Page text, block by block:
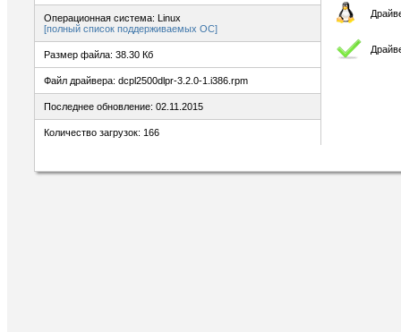
Операционная система: Linux
[полный список поддерживаемых ОС]
Размер файла: 38.30 Кб
Файл драйвера: dcpl2500dlpr-3.2.0-1.i386.rpm
Последнее обновление: 02.11.2015
Количество загрузок: 166